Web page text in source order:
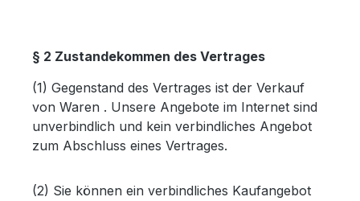
§ 2 Zustandekommen des Vertrages
(1) Gegenstand des Vertrages ist der Verkauf
von Waren . Unsere Angebote im Internet sind
unverbindlich und kein verbindliches Angebot
zum Abschluss eines Vertrages.
(2) Sie können ein verbindliches Kaufangebot